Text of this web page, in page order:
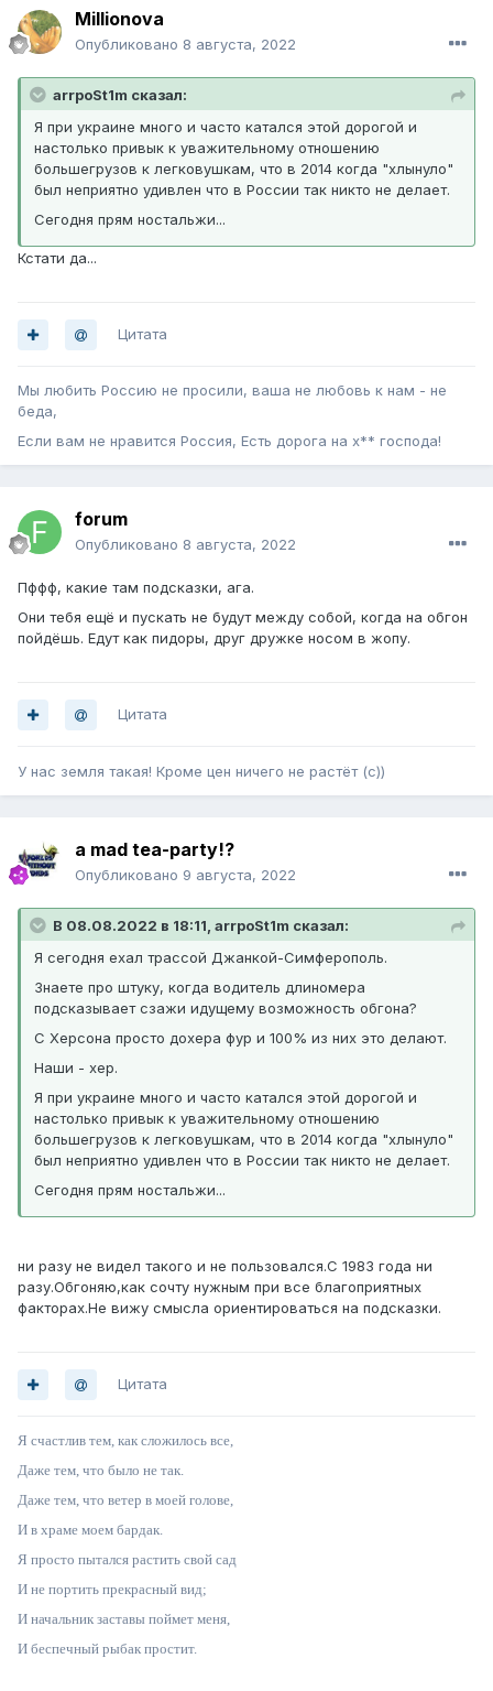
Millionova
Опубликовано 8 августа, 2022
arrpoSt1m сказал:
Я при украине много и часто катался этой дорогой и
настолько привык к уважительному отношению
большегрузов к легковушкам, что в 2014 когда "хлынуло"
был неприятно удивлен что в России так никто не делает.
Сегодня прям ностальжи...
Кстати да...
Цитата
Мы любить Россию не просили, ваша не любовь к нам - не
беда,
Если вам не нравится Россия, Есть дорога на х** господа!
forum
Опубликовано 8 августа, 2022
Пффф, какие там подсказки, ага.
Они тебя ещё и пускать не будут между собой, когда на обгон
пойдёшь. Едут как пидоры, друг дружке носом в жопу.
Цитата
У нас земля такая! Кроме цен ничего не растёт (с))
a mad tea-party!?
Опубликовано 9 августа, 2022
В 08.08.2022 в 18:11, arrpoSt1m сказал:
Я сегодня ехал трассой Джанкой-Симферополь.
Знаете про штуку, когда водитель длиномера
подсказывает сзажи идущему возможность обгона?
С Херсона просто дохера фур и 100% из них это делают.
Наши - хер.
Я при украине много и часто катался этой дорогой и
настолько привык к уважительному отношению
большегрузов к легковушкам, что в 2014 когда "хлынуло"
был неприятно удивлен что в России так никто не делает.
Сегодня прям ностальжи...
ни разу не видел такого и не пользовался.С 1983 года ни
разу.Обгоняю,как сочту нужным при все благоприятных
факторах.Не вижу смысла ориентироваться на подсказки.
Цитата
Я счастлив тем, как сложилось все,
Даже тем, что было не так.
Даже тем, что ветер в моей голове,
И в храме моем бардак.
Я просто пытался растить свой сад
И не портить прекрасный вид;
И начальник заставы поймет меня,
И беспечный рыбак простит.